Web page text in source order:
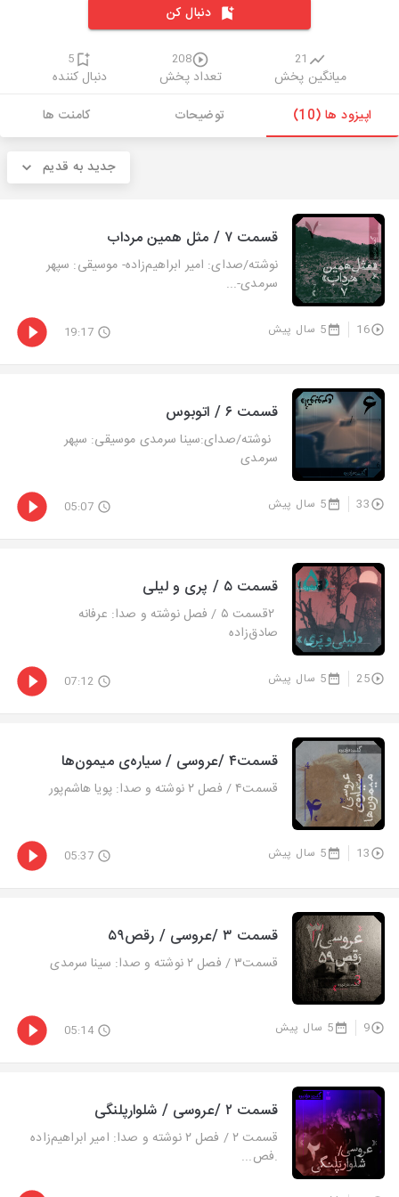
دنبال کن
21
میانگین پخش
208
تعداد پخش
5
دنبال کننده
اپیزود ها (10)
توضیحات کامنت ها
جدید به قدیم
قسمت ۷ / مثل همین مرداب
نوشته/صدای: امیر ابراهیم‌زاده- موسیقی: سپهر
سرمدی-...
16 5 سال پیش 19:17
قسمت ۶ / اتوبوس
نوشته/صدای:سینا سرمدی موسیقی: سپهر
سرمدی
33 5 سال پیش 05:07
قسمت ۵ / پری و لیلی
۲قسمت ۵ / فصل نوشته و صدا: عرفانه
صادق‌زاده
25 5 سال پیش 07:12
قسمت۴ /عروسی / سیاره‌ی میمون‌ها
قسمت۴ / فصل ۲ نوشته و صدا: پویا هاشم‌پور
13 5 سال پیش 05:37
قسمت ۳ /عروسی / رقص۵۹
قسمت۳ / فصل ۲ نوشته و صدا: سینا سرمدی
9 5 سال پیش 05:14
قسمت ۲ /عروسی / شلوارپلنگی
قسمت ۲ / فصل ۲ نوشته و صدا: امیر ابراهیم‌زاده
.فص...